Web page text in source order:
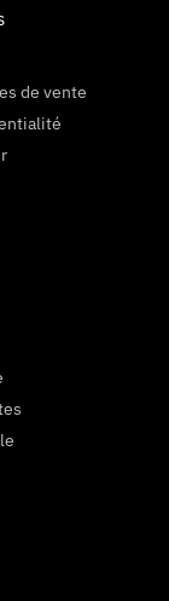
de vente